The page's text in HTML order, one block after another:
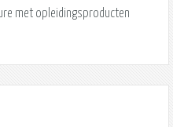
met opleidingsproducten